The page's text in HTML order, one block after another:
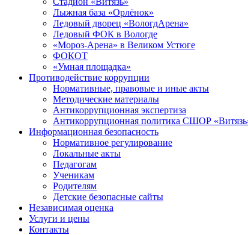
Лыжная база «Орлёнок»
Ледовый дворец «ВологдАрена»
Ледовый ФОК в Вологде
«Мороз-Арена» в Великом Устюге
ФОКОТ
«Умная площадка»
Противодействие коррупции
Нормативные, правовые и иные акты
Методические материалы
Антикоррупционная экспертиза
Антикоррупционная политика СШОР
Информационная безопасность
Нормативное регулирование
Локальные акты
Педагогам
Ученикам
Родителям
Детские безопасные сайты
Независимая оценка
Услуги и цены
Контакты